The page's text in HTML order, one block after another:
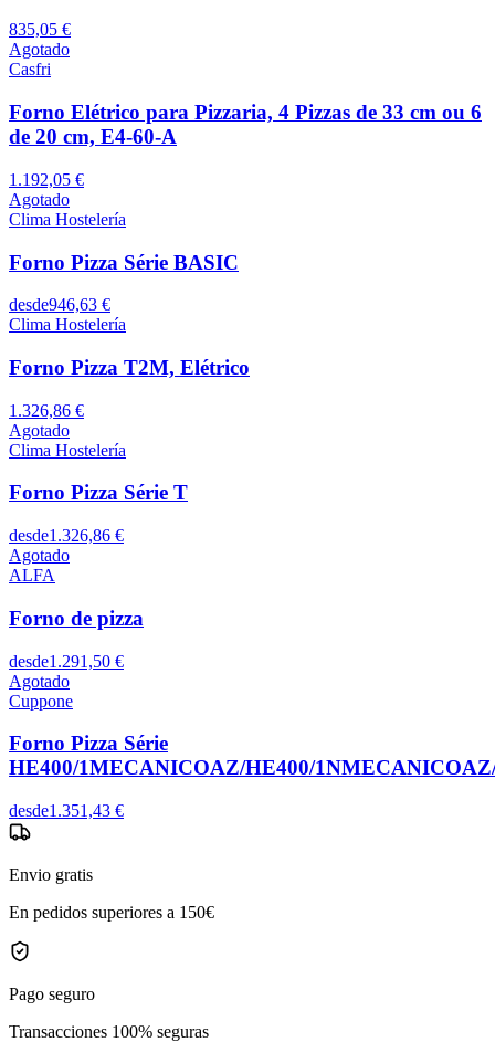
835,05 €
Agotado
Casfri
Forno Elétrico para Pizzaria, 4 Pizzas de 33 cm ou 6
de 20 cm, E4-60-A
1.192,05 €
Agotado
Clima Hostelería
Forno Pizza Série BASIC
desde946,63 €
Clima Hostelería
Forno Pizza T2M, Elétrico
1.326,86 €
Agotado
Clima Hostelería
Forno Pizza Série T
desde1.326,86 €
Agotado
ALFA
Forno de pizza
desde1.291,50 €
Agotado
Cuppone
Forno Pizza Série
HE400/1MECANICOAZ/HE400/
desde1.351,43 €
Envio gratis
En pedidos superiores a 150€
Pago seguro
Transacciones 100% seguras